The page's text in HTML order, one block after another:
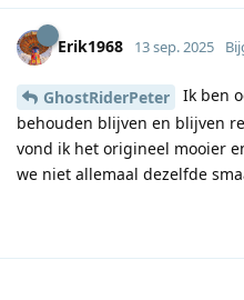
Erik1968 13 sep. 2025
GhostRiderPeter
Ik ben
behouden blijven en blijven
vond ik het origineel mooier
we niet allemaal dezelfde